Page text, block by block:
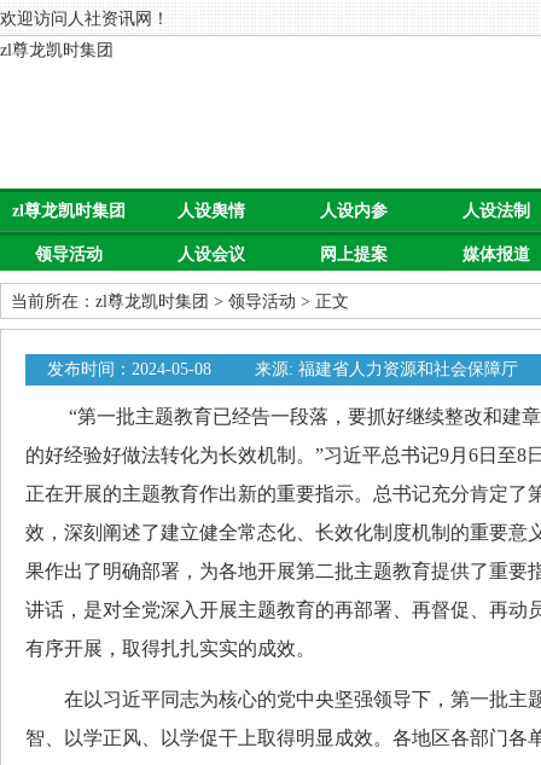
欢迎访问人社资讯网！
zl尊龙凯时集团
zl尊龙凯时集团 人设舆情 人设内参 人设法制
领导活动 人设会议 网上提案 媒体报道
当前所在： zl尊龙凯时集团 > 领导活动 > 正文
发布时间：2024-05-08 来源: 福建省人力资源和社会保障厅
“第一批主题教育已经告一段落，要抓好继续整改和建章
的好经验好做法转化为长效机制。”习近平总书记9月6日至8
正在开展的主题教育作出新的重要指示。总书记充分肯定了
效，深刻阐述了建立健全常态化、长效化制度机制的重要意
果作出了明确部署，为各地开展第二批主题教育提供了重要
讲话，是对全党深入开展主题教育的再部署、再督促、再动
有序开展，取得扎扎实实的成效。
在以习近平同志为核心的党中央坚强领导下，第一批主
智、以学正风、以学促干上取得明显成效。各地区各部门各